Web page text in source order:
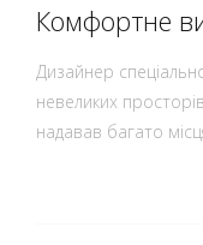
Комфортне
Дизайнер
невеликих
надавав багато